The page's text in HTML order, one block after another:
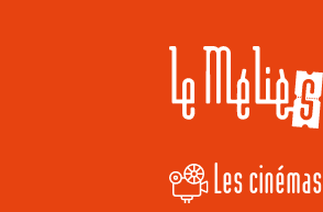
Les cinémas